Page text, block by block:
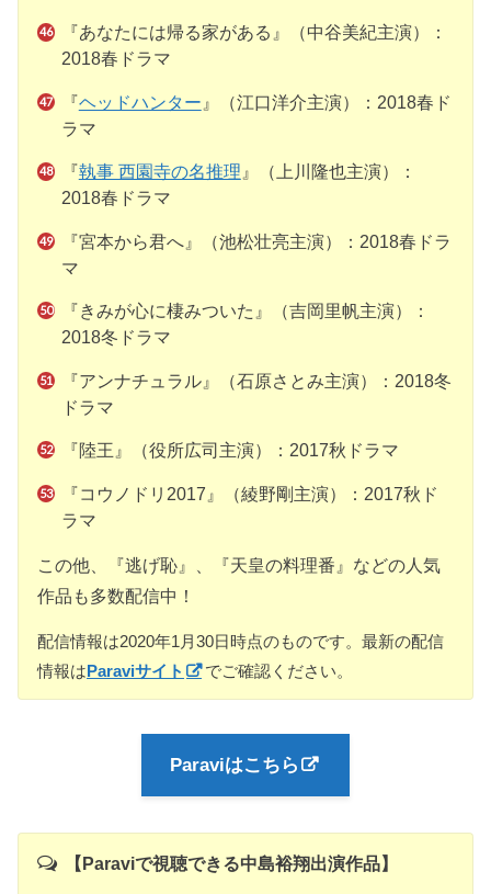
『あなたには帰る家がある』（中谷美紀主演）：
2018春ドラマ
『ヘッドハンター 』（江口洋介主演）：2018春ド
ラマ
『執事 西園寺の名推理 』（上川隆也主演）：
2018春ドラマ
『宮本から君へ』（池松壮亮主演）：2018春ドラ
マ
『きみが心に棲みついた』（吉岡里帆主演）：
2018冬ドラマ
『アンナチュラル』（石原さとみ主演）：2018冬
ドラマ
『陸王』（役所広司主演）：2017秋ドラマ
『コウノドリ2017』（綾野剛主演）：2017秋ド
ラマ
この他、『逃げ恥』、『天皇の料理番』などの人気
作品も多数配信中！
配信情報は2020年1月30日時点のものです。最新の配信
情報はParaviサイト でご確認ください。
Paraviはこちら
【Paraviで視聴できる中島裕翔出演作品】